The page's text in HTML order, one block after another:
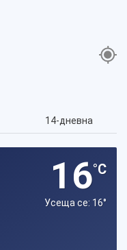
14-дневна
16°C
Усеща се: 16°